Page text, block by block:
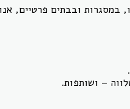
– ושותפות.